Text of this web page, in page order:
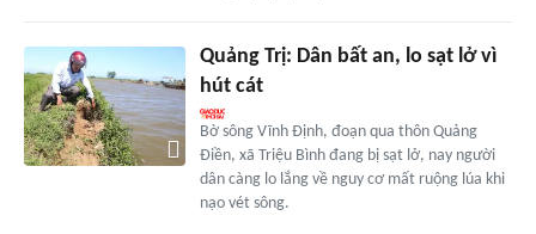
Quảng Trị: Dân bất an, lo sạt lở vì
hút cát
Bờ sông Vĩnh Định, đoạn qua thôn Quảng
Điền, xã Triệu Bình đang bị sạt lở, nay người
dân càng lo lắng về nguy cơ mất ruộng lúa khi
nạo vét sông.